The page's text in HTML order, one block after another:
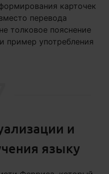
карточек
перевода
толковое пояснение
пример употребления
и
языку